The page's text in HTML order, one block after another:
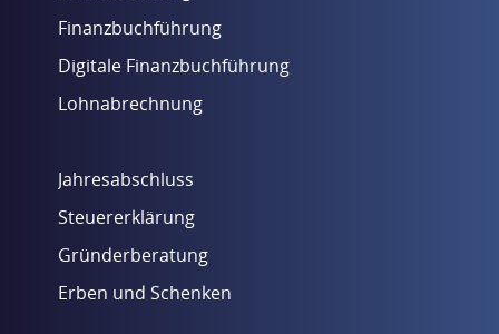
Finanzbuchführung
Digitale Finanzbuchführung
Lohnabrechnung
Jahresabschluss
Steuererklärung
Gründerberatung
Erben und Schenken